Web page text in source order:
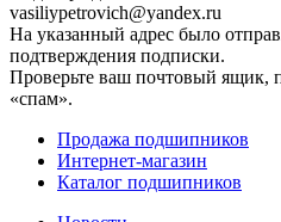
vasiliypetrovich@yandex.ru
На указанный адрес было
подтверждения подписки.
Проверьте ваш почтовый ящик,
«спам».
Продажа подшипников
Интернет-магазин
Каталог подшипников